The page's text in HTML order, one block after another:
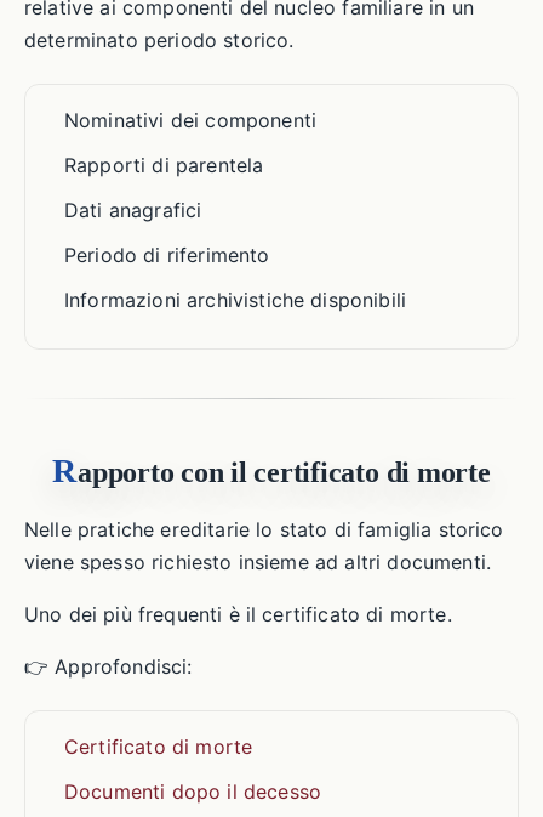
relative ai componenti del nucleo familiare in un
determinato periodo storico.
Nominativi dei componenti
Rapporti di parentela
Dati anagrafici
Periodo di riferimento
Informazioni archivistiche disponibili
Rapporto con il certificato di morte
Nelle pratiche ereditarie lo stato di famiglia storico
viene spesso richiesto insieme ad altri documenti.
Uno dei più frequenti è il certificato di morte.
👉 Approfondisci:
Certificato di morte
Documenti dopo il decesso